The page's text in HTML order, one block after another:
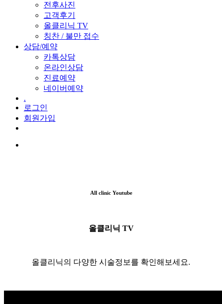
전후사진
고객후기
올클리닉 TV
칭찬 / 불만 접수
상담/예약
카톡상담
온라인상담
진료예약
네이버예약
.
로그인
회원가입
All clinic Youtube
올클리닉 TV
올클리닉의 다양한 시술정보를 확인해보세요.